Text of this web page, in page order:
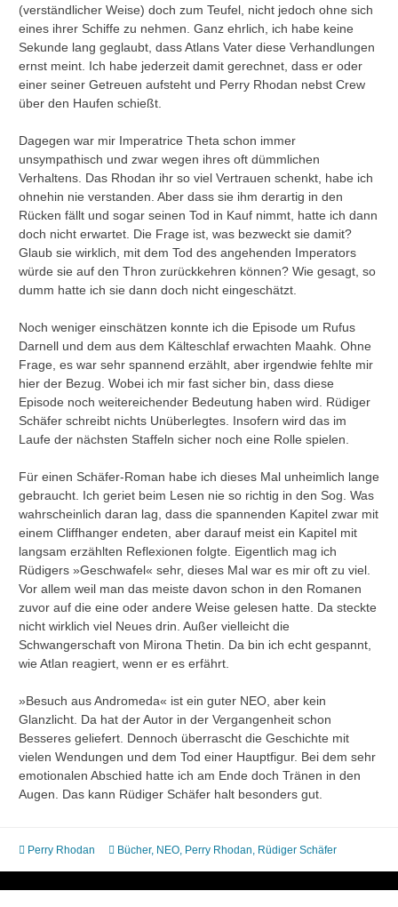
(verständlicher Weise) doch zum Teufel, nicht jedoch ohne sich
eines ihrer Schiffe zu nehmen. Ganz ehrlich, ich habe keine
Sekunde lang geglaubt, dass Atlans Vater diese Verhandlungen
ernst meint. Ich habe jederzeit damit gerechnet, dass er oder
einer seiner Getreuen aufsteht und Perry Rhodan nebst Crew
über den Haufen schießt.
Dagegen war mir Imperatrice Theta schon immer
unsympathisch und zwar wegen ihres oft dümmlichen
Verhaltens. Das Rhodan ihr so viel Vertrauen schenkt, habe ich
ohnehin nie verstanden. Aber dass sie ihm derartig in den
Rücken fällt und sogar seinen Tod in Kauf nimmt, hatte ich dann
doch nicht erwartet. Die Frage ist, was bezweckt sie damit?
Glaub sie wirklich, mit dem Tod des angehenden Imperators
würde sie auf den Thron zurückkehren können? Wie gesagt, so
dumm hatte ich sie dann doch nicht eingeschätzt.
Noch weniger einschätzen konnte ich die Episode um Rufus
Darnell und dem aus dem Kälteschlaf erwachten Maahk. Ohne
Frage, es war sehr spannend erzählt, aber irgendwie fehlte mir
hier der Bezug. Wobei ich mir fast sicher bin, dass diese
Episode noch weitereichender Bedeutung haben wird. Rüdiger
Schäfer schreibt nichts Unüberlegtes. Insofern wird das im
Laufe der nächsten Staffeln sicher noch eine Rolle spielen.
Für einen Schäfer-Roman habe ich dieses Mal unheimlich lange
gebraucht. Ich geriet beim Lesen nie so richtig in den Sog. Was
wahrscheinlich daran lag, dass die spannenden Kapitel zwar mit
einem Cliffhanger endeten, aber darauf meist ein Kapitel mit
langsam erzählten Reflexionen folgte. Eigentlich mag ich
Rüdigers »Geschwafel« sehr, dieses Mal war es mir oft zu viel.
Vor allem weil man das meiste davon schon in den Romanen
zuvor auf die eine oder andere Weise gelesen hatte. Da steckte
nicht wirklich viel Neues drin. Außer vielleicht die
Schwangerschaft von Mirona Thetin. Da bin ich echt gespannt,
wie Atlan reagiert, wenn er es erfährt.
»Besuch aus Andromeda« ist ein guter NEO, aber kein
Glanzlicht. Da hat der Autor in der Vergangenheit schon
Besseres geliefert. Dennoch überrascht die Geschichte mit
vielen Wendungen und dem Tod einer Hauptfigur. Bei dem sehr
emotionalen Abschied hatte ich am Ende doch Tränen in den
Augen. Das kann Rüdiger Schäfer halt besonders gut.
Perry Rhodan Bücher, NEO, Perry Rhodan, Rüdiger Schäfer